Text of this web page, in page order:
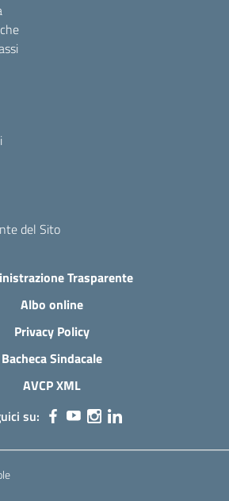
del Sito
Trasparente
Albo online
Privacy Policy
Bacheca Sindacale
AVCP XML
su: